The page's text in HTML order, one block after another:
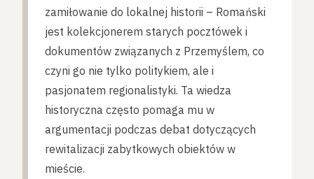
zamiłowanie do lokalnej historii – Romański
jest kolekcjonerem starych pocztówek i
dokumentów związanych z Przemyślem, co
czyni go nie tylko politykiem, ale i
pasjonatem regionalistyki. Ta wiedza
historyczna często pomaga mu w
argumentacji podczas debat dotyczących
rewitalizacji zabytkowych obiektów w
mieście.